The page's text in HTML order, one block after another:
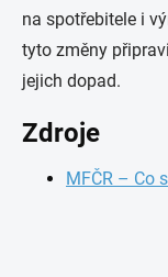
na spotřebitele i
tyto změny
jejich dopad.
Zdroje
MFČR – Co